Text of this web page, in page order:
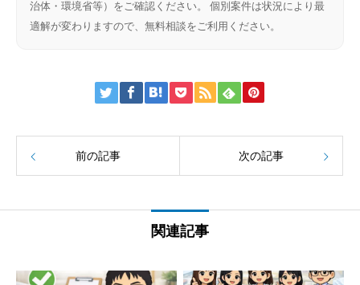
治体・環境省等）をご確認ください。 個別案件は状況により最
適解が変わりますので、無料相談をご利用ください。
前の記事 次の記事
関連記事